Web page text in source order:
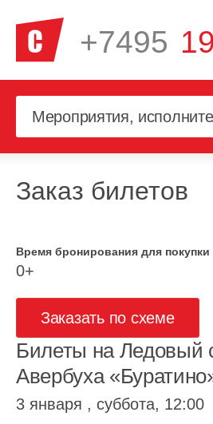
+7495
Заказ билетов
Время бронирования для покупки
0+
Заказать по схеме
Билеты на Ледовый
Авербуха
3 января , суббота, 12:00